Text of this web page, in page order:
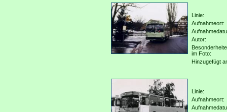
Linie:
Aufnahmeort:
Autor:
im Foto:
Hinzugefügt
Linie:
Aufnahmeort: